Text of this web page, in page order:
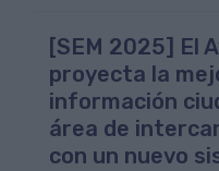
[SEM 2025] El
proyecta la
información
área de
con un nuevo